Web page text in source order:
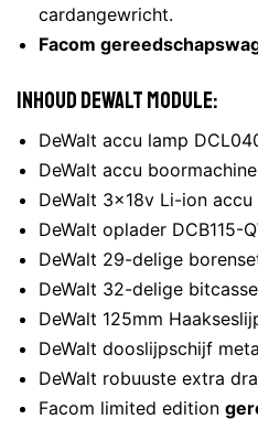
cardangewricht.
Facom
Inhoud DeWalt module:
DeWalt accu lamp
DeWalt accu
DeWalt 3x18v Li-ion accu
DeWalt oplader DCB115-
DeWalt 29-delige
DeWalt 32-delige
DeWalt 125mm
DeWalt dooslijpschijf
DeWalt robuuste extra
Facom limited edition